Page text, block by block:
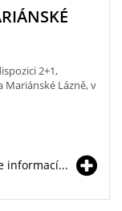
2+1,
Lázně, v
informací...